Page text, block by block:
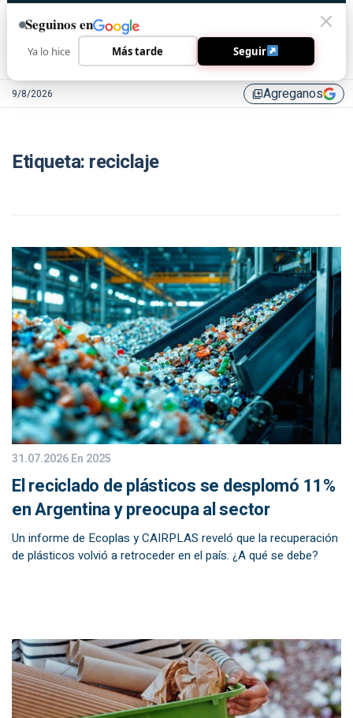
9/8/2026 library_addAgreganos
Etiqueta: reciclaje
31.07.2026En 2025
El reciclado de plásticos se desplomó 11%
en Argentina y preocupa al sector
Un informe de Ecoplas y CAIRPLAS reveló que la recuperación
de plásticos volvió a retroceder en el país. ¿A qué se debe?
Seguinos en
Ya lo hice Más tarde Seguir